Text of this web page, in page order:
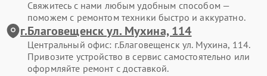
Свяжитесь с нами любым удобным способом —
поможем с ремонтом техники быстро и аккуратно.
г.Благовещенск ул. Мухина, 114
Центральный офис: г.Благовещенск ул. Мухина, 114.
Привозите устройство в сервис самостоятельно или
оформляйте ремонт с доставкой.